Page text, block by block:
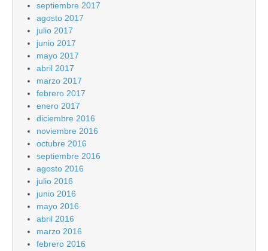
septiembre 2017
agosto 2017
julio 2017
junio 2017
mayo 2017
abril 2017
marzo 2017
febrero 2017
enero 2017
diciembre 2016
noviembre 2016
octubre 2016
septiembre 2016
agosto 2016
julio 2016
junio 2016
mayo 2016
abril 2016
marzo 2016
febrero 2016